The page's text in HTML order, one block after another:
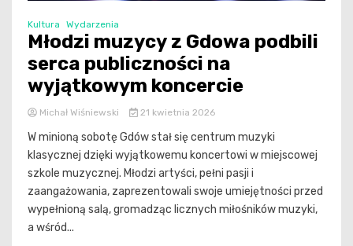
Kultura Wydarzenia
Młodzi muzycy z Gdowa podbili
serca publiczności na
wyjątkowym koncercie
Michał Wiśniewski 21 kwietnia 2026
W minioną sobotę Gdów stał się centrum muzyki
klasycznej dzięki wyjątkowemu koncertowi w miejscowej
szkole muzycznej. Młodzi artyści, pełni pasji i
zaangażowania, zaprezentowali swoje umiejętności przed
wypełnioną salą, gromadząc licznych miłośników muzyki,
a wśród...